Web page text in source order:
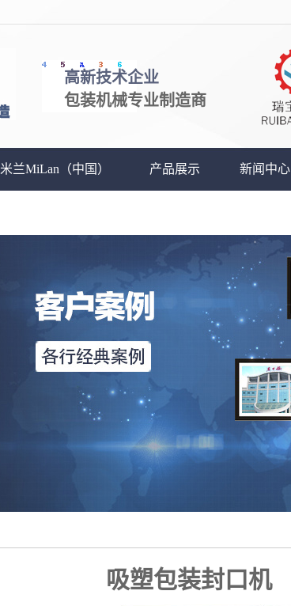
高新技术企业
包装机械专业制造商
米兰MiLan（中国） 产品展示 新闻中心
吸塑包装封口机